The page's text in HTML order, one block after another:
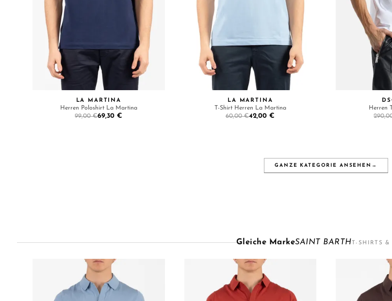
LA MARTINA
Herren Poloshirt La Martina
99,00 €69,30 €
LA MARTINA
T-Shirt Herren La Martina
60,00 €42,00 €
Herren
GANZE KATEGORIE ANSEHEN →
Gleiche MarkeSAINT BARTH T-SHIRTS &